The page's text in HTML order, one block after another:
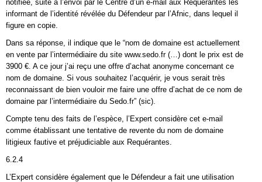
notifiée, suite à l’envoi par le Centre d’un e-mail aux Requérantes les
informant de l’identité révélée du Défendeur par l’Afnic, dans lequel il
figure en copie.
Dans sa réponse, il indique que le “nom de domaine est actuellement
en vente par l’intermédiaire du site www.sedo.fr (…) dont le prix est de
3900 €. A ce jour j’ai reçu une offre d’achat anonyme concernant ce
nom de domaine. Si vous souhaitez l’acquérir, je vous serait très
reconnaissant de bien vouloir me faire une offre d’achat de ce nom de
domaine par l’intermédiaire du Sedo.fr” (sic).
Compte tenu des faits de l’espèce, l’Expert considère cet e-mail
comme établissant une tentative de revente du nom de domaine
litigieux fautive et préjudiciable aux Requérantes.
6.2.4
L’Expert considère également que le Défendeur a fait une utilisation